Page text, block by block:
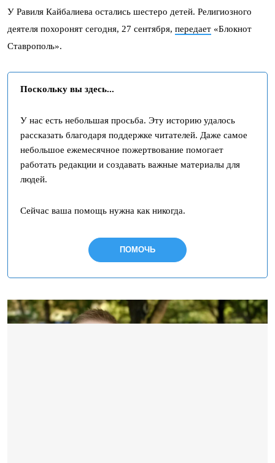
У Равиля Кайбалиева остались шестеро детей. Религиозного
деятеля похоронят сегодня, 27 сентября, передает «Блокнот
Ставрополь».
Поскольку вы здесь...
У нас есть небольшая просьба. Эту историю удалось
рассказать благодаря поддержке читателей. Даже самое
небольшое ежемесячное пожертвование помогает
работать редакции и создавать важные материалы для
людей.
Сейчас ваша помощь нужна как никогда.
ПОМОЧЬ